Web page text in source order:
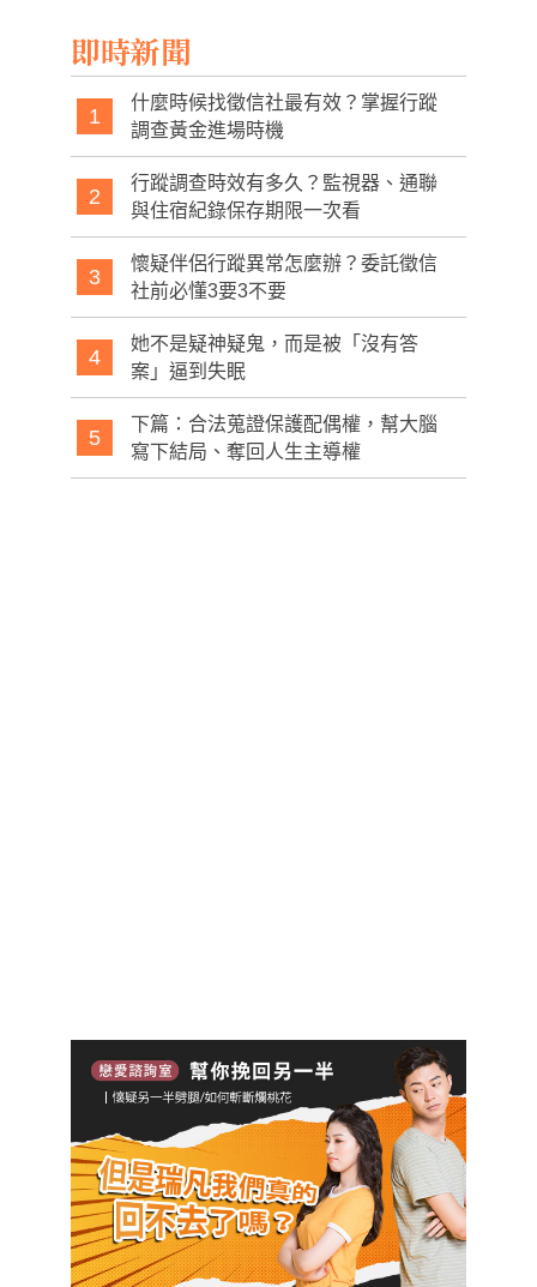
即時新聞
1
什麼時候找徵信社最有效？掌握行蹤
調查黃金進場時機
2
行蹤調查時效有多久？監視器、通聯
與住宿紀錄保存期限一次看
3
懷疑伴侶行蹤異常怎麼辦？委託徵信
社前必懂3要3不要
4
她不是疑神疑鬼，而是被「沒有答
案」逼到失眠
5
下篇：合法蒐證保護配偶權，幫大腦
寫下結局、奪回人生主導權